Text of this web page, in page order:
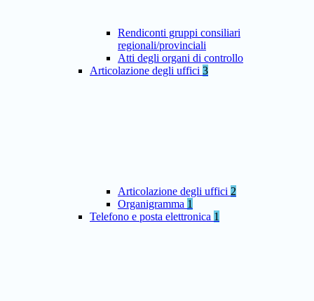
Rendiconti gruppi consiliari
regionali/provinciali
Atti degli organi di controllo
Articolazione degli uffici 3
Articolazione degli uffici 2
Organigramma 1
Telefono e posta elettronica 1